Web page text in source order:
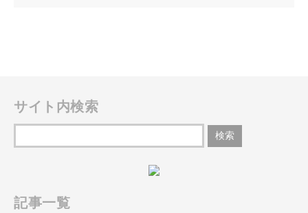
サイト内検索
記事一覧